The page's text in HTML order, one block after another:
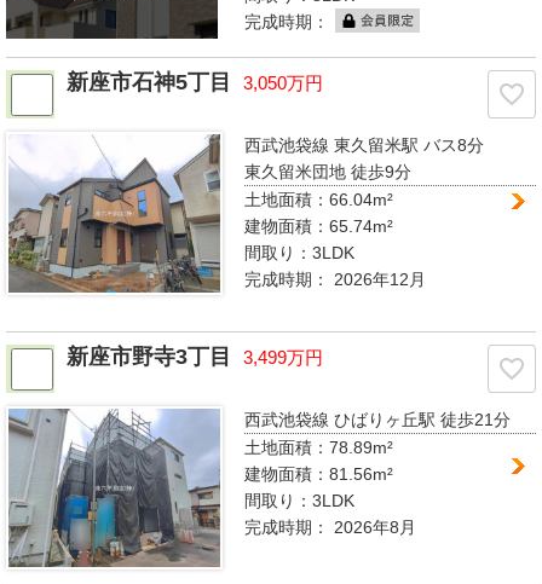
完成時期：
新座市石神5丁目 3,050万円
西武池袋線 東久留米駅バス8分
東久留米団地 徒歩9分
土地面積：66.04m²
建物面積：65.74m²
間取り：3LDK
完成時期： 2026年12月
新座市野寺3丁目 3,499万円
西武池袋線 ひばりヶ丘駅徒歩21分
土地面積：78.89m²
建物面積：81.56m²
間取り：3LDK
完成時期： 2026年8月